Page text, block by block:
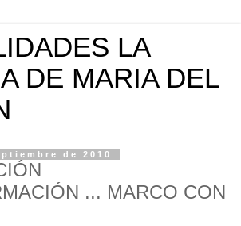
LA
DE MARIA DEL
de 2010
... MARCO CON